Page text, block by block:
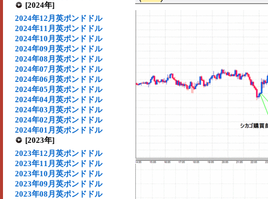
[2024年]
2024年12月英ポンドドル
2024年11月英ポンドドル
2024年10月英ポンドドル
2024年09月英ポンドドル
2024年08月英ポンドドル
2024年07月英ポンドドル
2024年06月英ポンドドル
2024年05月英ポンドドル
2024年04月英ポンドドル
2024年03月英ポンドドル
2024年02月英ポンドドル
2024年01月英ポンドドル
[2023年]
2023年12月英ポンドドル
2023年11月英ポンドドル
2023年10月英ポンドドル
2023年09月英ポンドドル
2023年08月英ポンドドル